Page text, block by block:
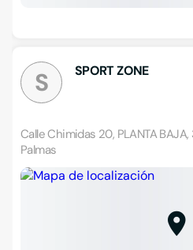
S SPORT ZONE
Calle Chimidas 20, PLANTA BAJA,
Palmas